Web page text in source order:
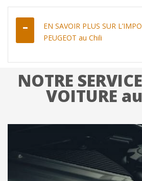
EN SAVOIR PLUS SUR
PEUGEOT au Chili
NOTRE
VOITURE